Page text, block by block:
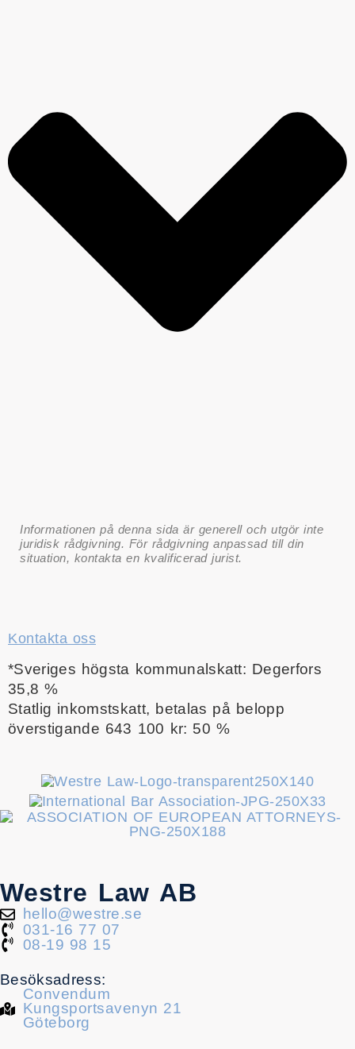
Informationen på denna sida är generell och utgör inte
juridisk rådgivning. För rådgivning anpassad till din
situation, kontakta en kvalificerad jurist.
Kontakta oss
*Sveriges högsta kommunalskatt: Degerfors
35,8 %
Statlig inkomstskatt, betalas på belopp
överstigande 643 100 kr: 50 %
Westre Law AB
hello@westre.se
031-16 77 07
08-19 98 15
Besöksadress:
Convendum
Kungsportsavenyn 21
Göteborg